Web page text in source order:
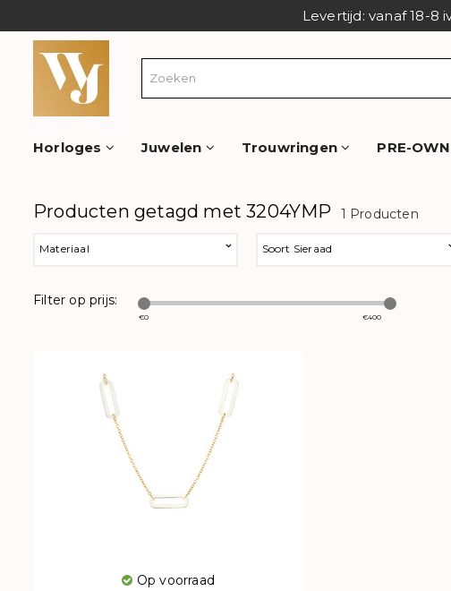
Levertijd: vanaf 18-8
Horloges Juwelen Trouwringen PRE-
Producten getagd met 3204YMP 1 Producten
Materiaal Soort Sieraad
Filter op prijs:
€0 €400
Op voorraad